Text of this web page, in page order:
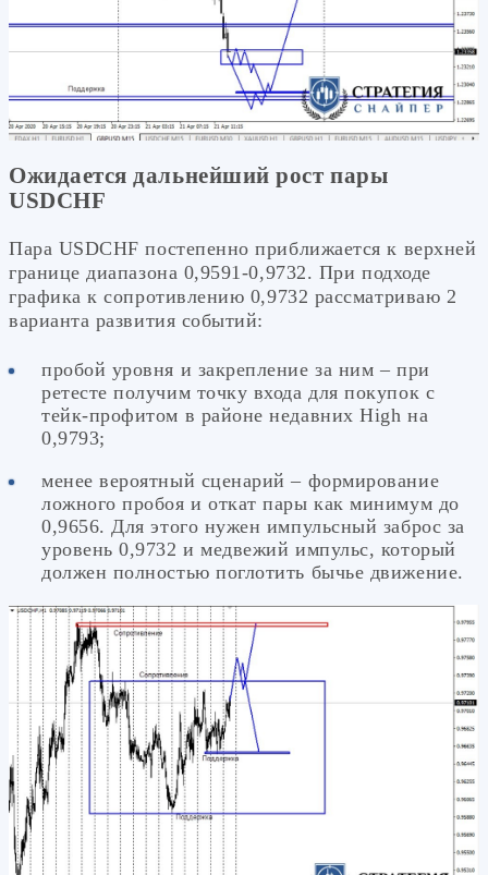
Ожидается дальнейший рост пары
USDCHF
Пара USDCHF постепенно приближается к верхней
границе диапазона 0,9591-0,9732. При подходе
графика к сопротивлению 0,9732 рассматриваю 2
варианта развития событий:
пробой уровня и закрепление за ним – при
ретесте получим точку входа для покупок с
тейк-профитом в районе недавних High на
0,9793;
менее вероятный сценарий – формирование
ложного пробоя и откат пары как минимум до
0,9656. Для этого нужен импульсный заброс за
уровень 0,9732 и медвежий импульс, который
должен полностью поглотить бычье движение.